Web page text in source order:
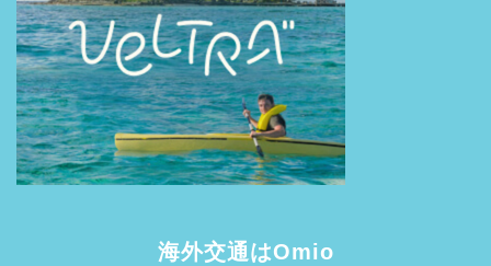
海外交通はOmio